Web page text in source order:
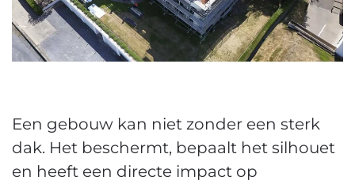
Een gebouw kan niet zonder een sterk
dak. Het beschermt, bepaalt het silhouet
en heeft een directe impact op